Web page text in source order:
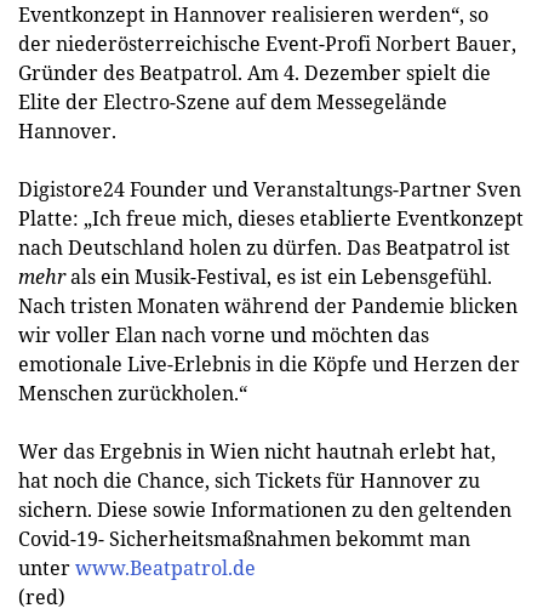
Eventkonzept in Hannover realisieren werden“, so
der niederösterreichische Event-Profi Norbert Bauer,
Gründer des Beatpatrol. Am 4. Dezember spielt die
Elite der Electro-Szene auf dem Messegelände
Hannover.
Digistore24 Founder und Veranstaltungs-Partner Sven
Platte: „Ich freue mich, dieses etablierte Eventkonzept
nach Deutschland holen zu dürfen. Das Beatpatrol ist
mehrals ein Musik-Festival, es ist ein Lebensgefühl.
Nach tristen Monaten während der Pandemie blicken
wir voller Elan nach vorne und möchten das
emotionale Live-Erlebnis in die Köpfe und Herzen der
Menschen zurückholen.“
Wer das Ergebnis in Wien nicht hautnah erlebt hat,
hat noch die Chance, sich Tickets für Hannover zu
sichern. Diese sowie Informationen zu den geltenden
Covid-19- Sicherheitsmaßnahmen bekommt man
unterwww.Beatpatrol.de
(red)